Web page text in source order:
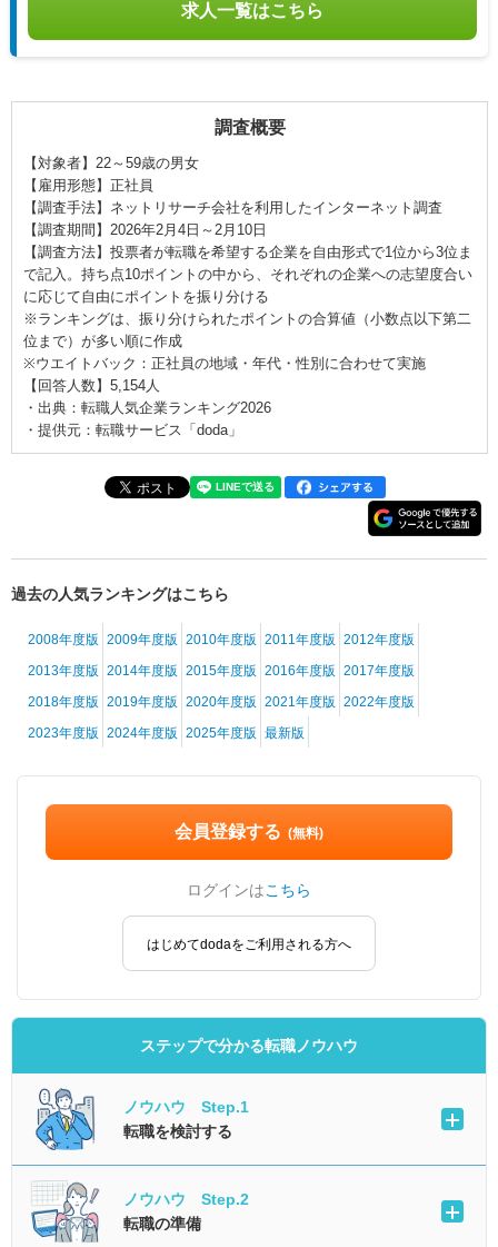
求人一覧はこちら
調査概要
【対象者】22～59歳の男女
【雇用形態】正社員
【調査手法】ネットリサーチ会社を利用したインターネット調査
【調査期間】2026年2月4日～2月10日
【調査方法】投票者が転職を希望する企業を自由形式で1位から3位ま
で記入。持ち点10ポイントの中から、それぞれの企業への志望度合い
に応じて自由にポイントを振り分ける
※ランキングは、振り分けられたポイントの合算値（小数点以下第二
位まで）が多い順に作成
※ウエイトバック：正社員の地域・年代・性別に合わせて実施
【回答人数】5,154人
・出典：転職人気企業ランキング2026
・提供元：転職サービス「doda」
過去の人気ランキングはこちら
2008年度版 2009年度版 2010年度版 2011年度版 2012年度版
2013年度版 2014年度版 2015年度版 2016年度版 2017年度版
2018年度版 2019年度版 2020年度版 2021年度版 2022年度版
2023年度版 2024年度版 2025年度版 最新版
会員登録する (無料)
ログインはこちら
はじめてdodaをご利用される方へ
ステップで分かる転職ノウハウ
ノウハウ Step.1
転職を検討する
ノウハウ Step.2
転職の準備